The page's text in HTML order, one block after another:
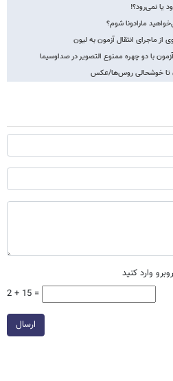
یا نمی‌رود؟!
مارادونا شوم؟
از ماجرای انتقال آزمون به لیون
با دو چهره ممنوع التصویر در صداوسیما
تا خوشحالی روس‌ها/عکس
وارد کنید
2 + 15 =
ارسال